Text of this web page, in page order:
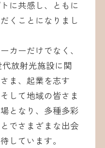
に共感し、ともに
くことになりまし
カーだけでなく、
放射光施設に関
ま、起業を志す
して地域の皆さま
となり、多種多彩
でさまざまな出会
しています。